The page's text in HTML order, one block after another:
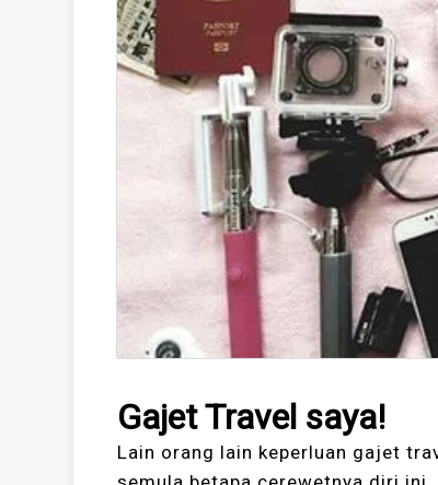
Gajet Travel saya!
Lain orang lain keperluan gajet